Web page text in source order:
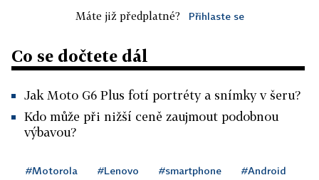
Máte již předplatné? Přihlaste se
Co se dočtete dál
Jak Moto G6 Plus fotí portréty a snímky v šeru?
Kdo může při nižší ceně zaujmout podobnou
výbavou?
#Motorola #Lenovo #smartphone #Android